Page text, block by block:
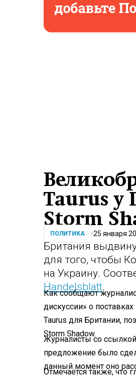
Taurus у
Storm
ПОЛИТИКА 25 января
Британия
для того, чтобы
на Украину.
Handelsblatt.
Как сообщают
дискуссии» о
Taurus для Британии,
Storm Shadow.
Журналисты со
предложение было
данный момент оно
Отмечается также, что